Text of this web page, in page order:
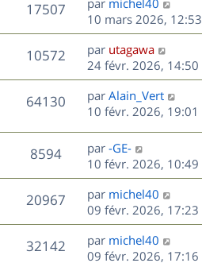
e
s
a
g
e
r
m
e
s
s
a
g
e
s
n
i
e
r
m
e
s
s
a
g
e
17507V
u
e
s
e
r
n
i
e
r
m
e
s
s
a
g
e
par michel40
10 mars 2026, 12:53
10572V
u
D
e
r
n
i
e
r
m
e
s
s
a
g
e
par utagawa
24 févr. 2026, 14:50
64130V
u
D
e
n
i
e
r
m
e
s
s
par Alain_Vert
10 févr. 2026, 19:01
8594V
u
e
s
D
e
r
n
i
e
r
m
par -GE-
10 févr. 2026, 10:49
20967V
u
e
D
e
r
n
i
par michel40
09 févr. 2026, 17:23
32142V
D
e
par michel40
09 févr. 2026, 17:16